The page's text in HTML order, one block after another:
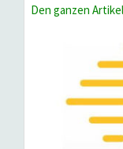
Den ganzen